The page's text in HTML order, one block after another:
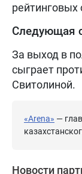
рейтинговых
Следующая
За выход в
сыграет
Свитолиной.
«Arena» —